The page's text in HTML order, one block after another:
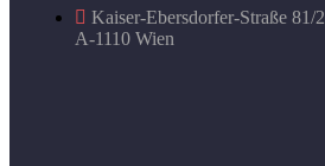
Kaiser-Ebersdorfer-Straße 81/2
A-1110 Wien